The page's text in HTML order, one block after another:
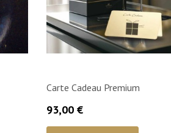
Carte Cadeau Premium
Prix
93,00 €